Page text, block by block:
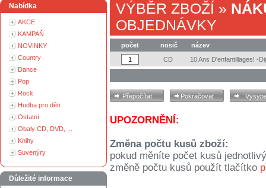
Nabídka
AKCE
KAMPAŇ
NOVINKY
Country
Dance
Pop
Rock
Hudba pro děti
Ostatní
Obaly CD, DVD, ...
Knihy
Suvenýry
Důležité informace
VÝBĚR ZBOŽÍ »
OBJEDNÁVKY
počet nosič
název
CD
10 Ans D'enfantillages! -
UPOZORNĚNÍ:
Změna počtu kusů zboží:
pokud měníte počet kusů
změně počtu kusů použít tlačítko